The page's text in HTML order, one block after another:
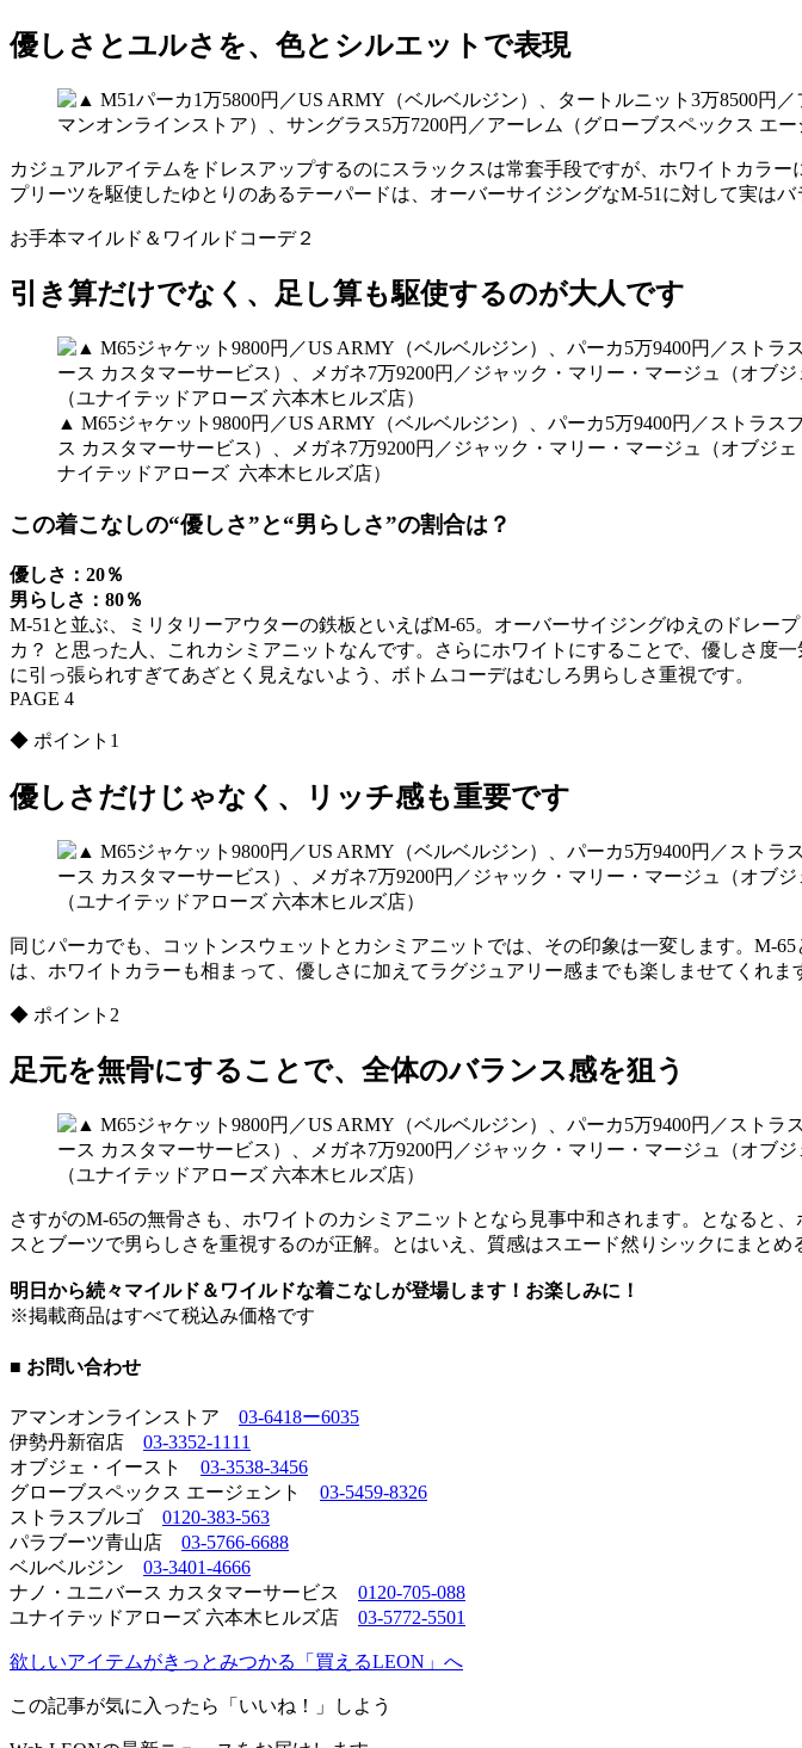
優しさとユルさを、色とシルエットで表現
カジュアルアイテムをドレスアップするのにスラックスは常套手段ですが、ホワイトカラ
プリーツを駆使したゆとりのあるテーパードは、オーバーサイジングなM-51に対して実はバ
お手本マイルド＆ワイルドコーデ２
引き算だけでなく、足し算も駆使するのが大人です
▲ M65ジャケット9800円／US ARMY（ベルベルジン）、パーカ5万9400円／ストラ
ス カスタマーサービス）、メガネ7万9200円／ジャック・マリー・マージュ（オブジ
ナイテッドアローズ 六本木ヒルズ店）
この着こなしの“優しさ”と“男らしさ”の割合は？
優しさ：20％
男らしさ：80％
M-51と並ぶ、ミリタリーアウターの鉄板といえばM-65。オーバーサイジングゆえのドレ
カ？ と思った人、これカシミアニットなんです。さらにホワイトにすることで、優しさ
に引っ張られすぎてあざとく見えないよう、ボトムコーデはむしろ男らしさ重視です。
PAGE 4
◆ ポイント1
優しさだけじゃなく、リッチ感も重要です
同じパーカでも、コットンスウェットとカシミアニットでは、その印象は一変します。M-
は、ホワイトカラーも相まって、優しさに加えてラグジュアリー感までも楽しませてくれま
◆ ポイント2
足元を無骨にすることで、全体のバランス感を狙う
さすがのM-65の無骨さも、ホワイトのカシミアニットとなら見事中和されます。となると
スとブーツで男らしさを重視するのが正解。とはいえ、質感はスエード然りシックにまとめ
明日から続々マイルド＆ワイルドな着こなしが登場します！ お楽しみに！
※掲載商品はすべて税込み価格です
■ お問い合わせ
アマンオンラインストア 03-6418ー6035
伊勢丹新宿店 03-3352-1111
オブジェ・イースト 03-3538-3456
グローブスペックス エージェント 03-5459-8326
ストラスブルゴ 0120-383-563
パラブーツ青山店 03-5766-6688
ベルベルジン 03-3401-4666
ナノ・ユニバース カスタマーサービス 0120-705-088
ユナイテッドアローズ 六本木ヒルズ店 03-5772-5501
欲しいアイテムがきっとみつかる「買えるLEON」へ
この記事が気に入ったら「いいね！」しよう